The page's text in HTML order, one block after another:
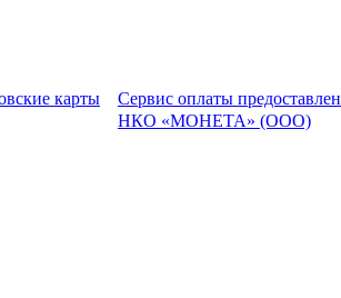
Сервис оплаты предоставлен
НКО «МОНЕТА» (ООО)